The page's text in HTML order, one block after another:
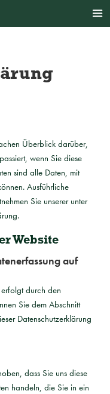
Überblick darüber,
wenn Sie diese
sind alle Daten, mit
Ausführliche
Sie unserer unter
Website
auf
durch den
Sie dem Abschnitt
Datenschutzerklärung
dass Sie uns diese
handeln, die Sie in ein